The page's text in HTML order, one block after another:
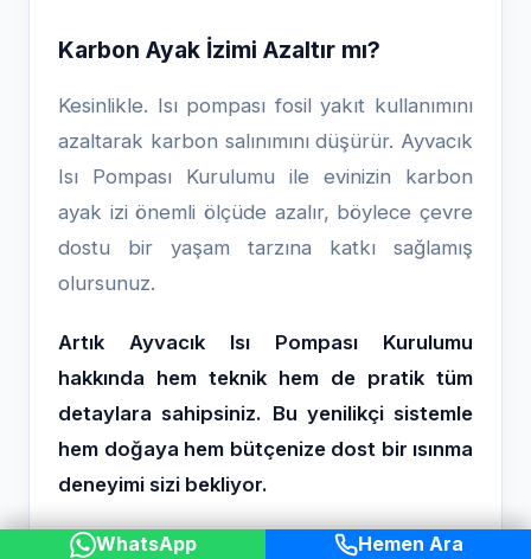
WhatsApp Hemen Ara
Karbon Ayak İzimi Azaltır mı?
Kesinlikle. Isı pompası fosil yakıt kullanımını
azaltarak karbon salınımını düşürür. Ayvacık
Isı Pompası Kurulumu ile evinizin karbon
ayak izi önemli ölçüde azalır, böylece çevre
dostu bir yaşam tarzına katkı sağlamış
olursunuz.
Artık Ayvacık Isı Pompası Kurulumu
hakkında hem teknik hem de pratik tüm
detaylara sahipsiniz. Bu yenilikçi sistemle
hem doğaya hem bütçenize dost bir ısınma
deneyimi sizi bekliyor.